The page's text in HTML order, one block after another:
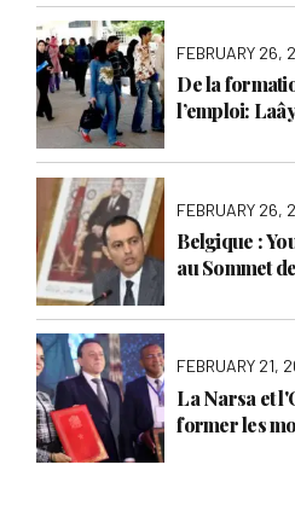
FEBRUARY 26,
De la
l’emploi:
FEBRUARY 26,
Belgique :
au Sommet
FEBRUARY 21,
La Narsa et
former les